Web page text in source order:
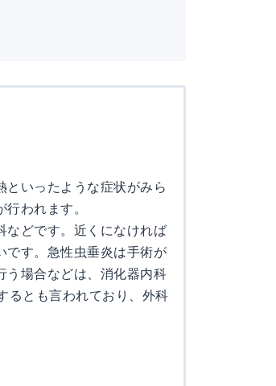
といったような症状がみら
われます。
などです。近くになければ
です。急性虫垂炎は手術が
う場合などは、消化器内科
るとも言われており、外科